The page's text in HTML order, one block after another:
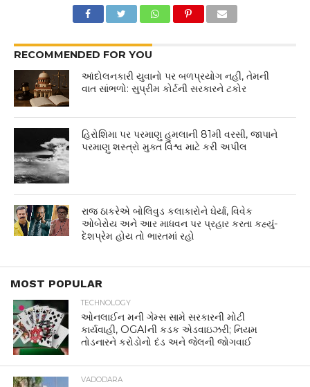
RECOMMENDED FOR YOU
આંદોલનકારી યુવાનો પર બળપ્રયોગ નહીં, તેમની
વાત સાંભળો: સુપ્રીમ કોર્ટની સરકારને ટકોર
હિરોશિમા પર પરમાણુ હુમલાની 81મી વરસી, જાપાને
પરમાણુ શસ્ત્રો મુક્ત વિશ્વ માટે કરી અપીલ
રાજ ઠાકરેએ બોલિવુડ કલાકારોને ઘેર્યા, વિવેક
ઓબેરોય અને આર માધવન પર પ્રહાર કરતા કહ્યું-
દેશપ્રેમ હોય તો ભારતમાં રહો
MOST POPULAR
TECHNOLOGY
ઓનલાઈન મની ગેમ્સ સામે સરકારની મોટી
કાર્યવાહી, OGAIની કડક એડવાઇઝરી; નિયમ
તોડનારને કરોડોનો દંડ અને જેલની જોગવાઈ
VADODARA